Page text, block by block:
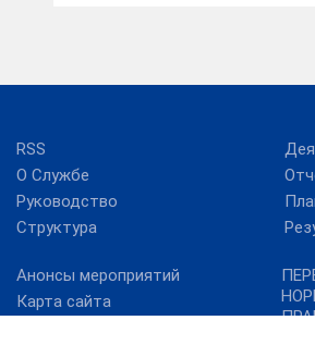
RSS
О Службе
Руководство
Структура
Анонсы мероприятий
Карта сайта